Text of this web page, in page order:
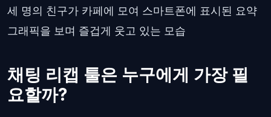
세 명의 친구가 카페에 모여 스마트폰에 표시된 요약
그래픽을 보며 즐겁게 웃고 있는 모습
채팅 리캡 툴은 누구에게 가장 필
요할까?